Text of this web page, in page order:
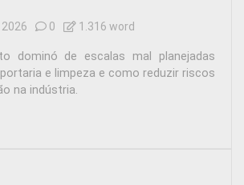
0 1.316 word
dominó de escalas mal planejadas
e limpeza e como reduzir riscos
na indústria.